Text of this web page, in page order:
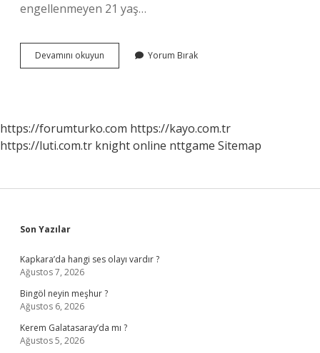
engellenmeyen 21 yaş…
Devamını okuyun
Av
Yorum Bırak
https://forumturko.com https://kayo.com.tr
https://luti.com.tr knight online nttgame Sitemap
Sidebar
Son Yazılar
Kapkara’da hangi ses olayı vardır ?
Ağustos 7, 2026
Bingöl neyin meşhur ?
Ağustos 6, 2026
Kerem Galatasaray’da mı ?
Ağustos 5, 2026